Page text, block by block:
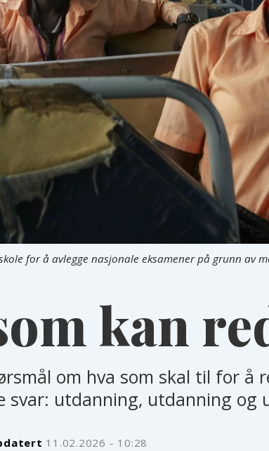
for å avlegge nasjonale eksamener på grunn av
kan
om hva som skal til for å
svar: utdanning, utdanning og
11.02.2026 - 10:28